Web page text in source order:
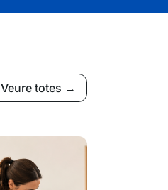
Veure totes →